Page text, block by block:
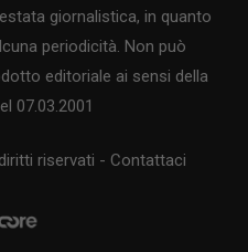
giornalistica, in quanto
periodicità. Non può
editoriale ai sensi della
07.03.2001
riservati - Contattaci